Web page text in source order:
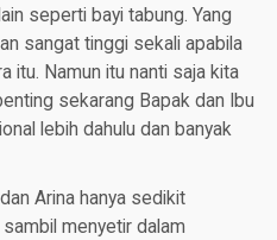
seperti bayi tabung. Yang
sangat tinggi sekali apabila
itu. Namun itu nanti saja kita
sekarang Bapak dan Ibu
lebih dahulu dan banyak
Arina hanya sedikit
menyetir dalam